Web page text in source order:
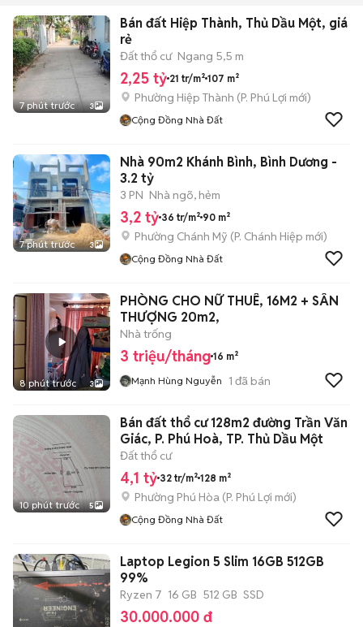
7 phút trước 3
Bán đất Hiệp Thành, Thủ Dầu Một, giá
rẻ
Đất thổ cư Ngang 5,5 m
2,25 tỷ 21 tr/m² 107 m²
Phường Hiệp Thành (P. Phú Lợi mới)
Cộng Đồng Nhà Đất
7 phút trước 3
Nhà 90m2 Khánh Bình, Bình Dương -
3.2 tỷ
3 PN Nhà ngõ, hẻm
3,2 tỷ 36 tr/m² 90 m²
Phường Chánh Mỹ (P. Chánh Hiệp mới)
Cộng Đồng Nhà Đất
8 phút trước 3
PHÒNG CHO NỮ THUÊ, 16M2 + SÂN
THƯỢNG 20m2,
Nhà trống
3 triệu/tháng 16 m²
Mạnh Hùng Nguyễn 1 đã bán
10 phút trước 5
Bán đất thổ cư 128m2 đường Trần Văn
Giác, P. Phú Hoà, TP. Thủ Dầu Một
Đất thổ cư
4,1 tỷ 32 tr/m² 128 m²
Phường Phú Hòa (P. Phú Lợi mới)
Cộng Đồng Nhà Đất
Laptop Legion 5 Slim 16GB 512GB
99%
Ryzen 7 16 GB 512 GB SSD
30.000.000 đ